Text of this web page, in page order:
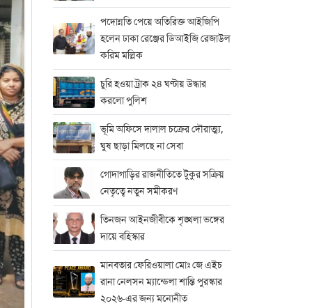
পদোন্নতি পেয়ে অতিরিক্ত আইজিপি
হলেন ঢাকা রেঞ্জের ডিআইজি রেজাউল
করিম মল্লিক
চুরি হওয়া ট্রাক ২৪ ঘণ্টায় উদ্ধার
করলো পুলিশ
ভূমি অফিসে দালাল চক্রের দৌরাত্ম্য,
ঘুষ ছাড়া মিলছে না সেবা
গোদাগাড়ির রাজনীতিতে টুকুর সক্রিয়
নেতৃত্বে নতুন সমীকরণ
তিনজন আইনজীবীকে শৃঙ্খলা ভঙ্গের
দায়ে বহিস্কার
মানবতার ফেরিওয়ালা মোঃ জে এইচ
রানা নেলসন ম্যান্ডেলা শান্তি পুরস্কার
২০২৬-এর জন্য মনোনীত